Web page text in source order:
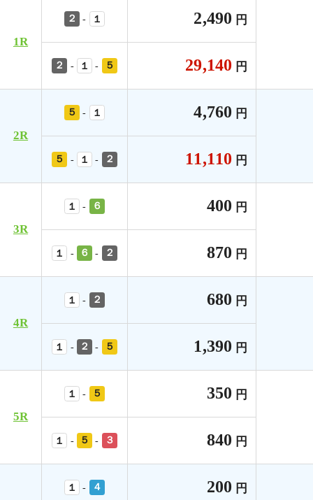
1R
２ - １ 2,490 円
２ - １ - ５ 29,140 円
2R
５ - １ 4,760 円
５ - １ - ２ 11,110 円
3R
１ - ６ 400 円
１ - ６ - ２ 870 円
4R
１ - ２ 680 円
１ - ２ - ５ 1,390 円
5R
１ - ５ 350 円
１ - ５ - ３ 840 円
１ - ４ 200 円